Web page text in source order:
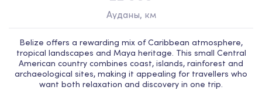
Ауданы, км
Belize offers a rewarding mix of Caribbean atmosphere,
tropical landscapes and Maya heritage. This small Central
American country combines coast, islands, rainforest and
archaeological sites, making it appealing for travellers who
want both relaxation and discovery in one trip.